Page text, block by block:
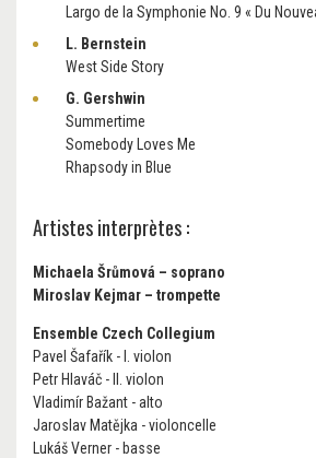
Largo de la Symphonie No. 9 « Du
L. Bernstein
West Side Story
G. Gershwin
Summertime
Somebody Loves Me
Rhapsody in Blue
Artistes interprètes :
Michaela Šrůmová – soprano
Miroslav Kejmar – trompette
Ensemble Czech Collegium
Pavel Šafařík - I. violon
Petr Hlaváč - II. violon
Vladimír Bažant - alto
Jaroslav Matějka - violoncelle
Lukáš Verner - basse